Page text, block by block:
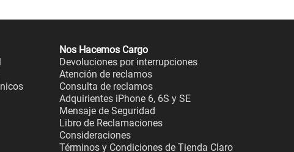
Nos Hacemos Cargo
Devoluciones por interrupciones
Atención de reclamos
Consulta de reclamos
Adquirientes iPhone 6, 6S y SE
Mensaje de Seguridad
Libro de Reclamaciones
Consideraciones
Términos y Condiciones de Tienda Claro